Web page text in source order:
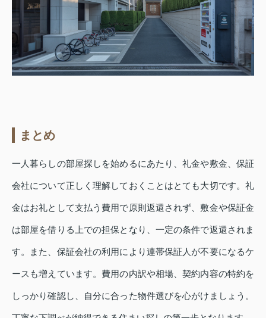
まとめ
一人暮らしの部屋探しを始めるにあたり、礼金や敷金、保証
会社について正しく理解しておくことはとても大切です。礼
金はお礼として支払う費用で原則返還されず、敷金や保証金
は部屋を借りる上での担保となり、一定の条件で返還されま
す。また、保証会社の利用により連帯保証人が不要になるケ
ースも増えています。費用の内訳や相場、契約内容の特約を
しっかり確認し、自分に合った物件選びを心がけましょう。